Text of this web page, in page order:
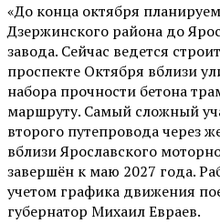
«До конца октября
Дзержинского района до
завода. Сейчас ведется
проспекте Октября вблизи
набора прочности бетона
маршруту. Самый сложный
второго путепровода через
вблизи Ярославского
завершён к маю 2027 года.
учетом графика движения
губернатор Михаил Евраев.